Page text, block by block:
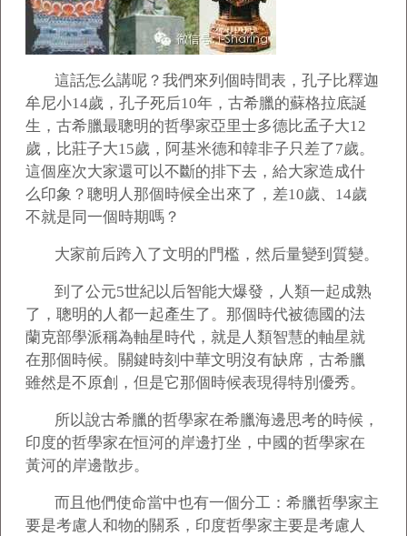
這話怎么講呢？我們來列個時間表，孔子比釋迦
牟尼小14歲，孔子死后10年，古希臘的蘇格拉底誕
生，古希臘最聰明的哲學家亞里士多德比孟子大12
歲，比莊子大15歲，阿基米德和韓非子只差了7歲。
這個座次大家還可以不斷的排下去，給大家造成什
么印象？聰明人那個時候全出來了，差10歲、14歲
不就是同一個時期嗎？
大家前后跨入了文明的門檻，然后量變到質變。
到了公元5世紀以后智能大爆發，人類一起成熟
了，聰明的人都一起產生了。那個時代被德國的法
蘭克部學派稱為軸星時代，就是人類智慧的軸星就
在那個時候。關鍵時刻中華文明沒有缺席，古希臘
雖然是不原創，但是它那個時候表現得特別優秀。
所以說古希臘的哲學家在希臘海邊思考的時候，
印度的哲學家在恒河的岸邊打坐，中國的哲學家在
黃河的岸邊散步。
而且他們使命當中也有一個分工：希臘哲學家主
要是考慮人和物的關系，印度哲學家主要是考慮人